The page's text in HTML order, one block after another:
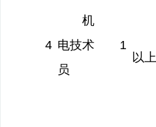
4
机
电技术
员
1
以上